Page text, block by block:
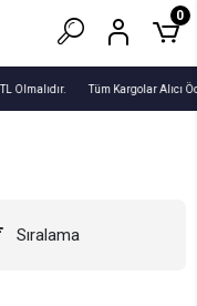
Olmalıdır. Tüm Kargolar Alıcı
0
Sıralama